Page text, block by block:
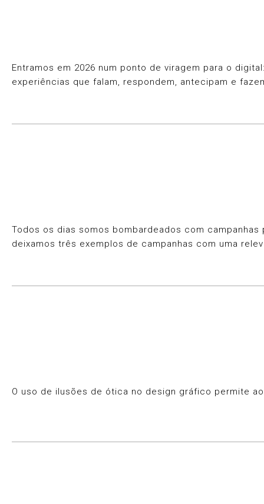
Entramos em 2026 num ponto de viragem para o
experiências que falam, respondem, antecipam e
Todos os dias somos bombardeados com
deixamos três exemplos de campanhas com uma
O uso de ilusões de ótica no design gráfico permite